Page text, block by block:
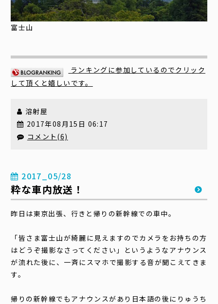
富士山
ランキングに参加しているのでクリック
して頂くと嬉しいです。
溶射屋
2017年08月15日 06:17
コメント(6)
2017_05/28
粋な車内放送！
昨日は東京出張、行きと帰りの新幹線での車中。
「皆さま富士山が綺麗に見えますのでカメラをお持ちの方
はどうぞ撮影なさってください」というようなアナウンス
が流れた後に、一斉にスマホで撮影する音が聞こえてきま
す。
帰りの新幹線でもアナウンスがあり日本語の後にりゅうち